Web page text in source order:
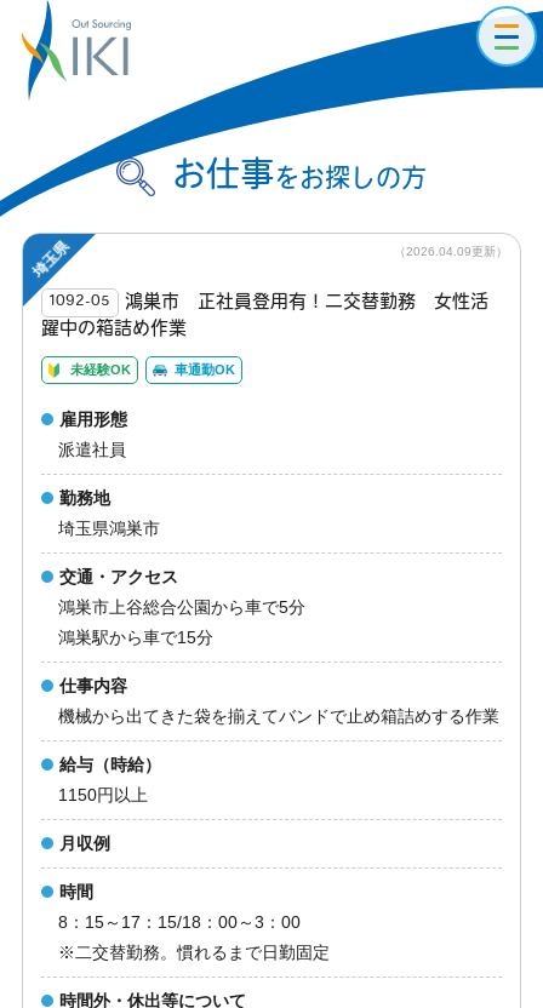
お仕事をお探しの方
1092-05
鴻巣市 正社員登用有！二交替勤務 女性活
躍中の箱詰め作業
未経験OK 車通勤OK
雇用形態
派遣社員
勤務地
埼玉県鴻巣市
交通・アクセス
鴻巣市上谷総合公園から車で5分
鴻巣駅から車で15分
仕事内容
機械から出てきた袋を揃えてバンドで止め箱詰めする作業
給与（時給）
1150円以上
月収例
時間
8：15～17：15/18：00～3：00
※二交替勤務。慣れるまで日勤固定
時間外・休出等について
（2026.04.09更新）
埼玉県